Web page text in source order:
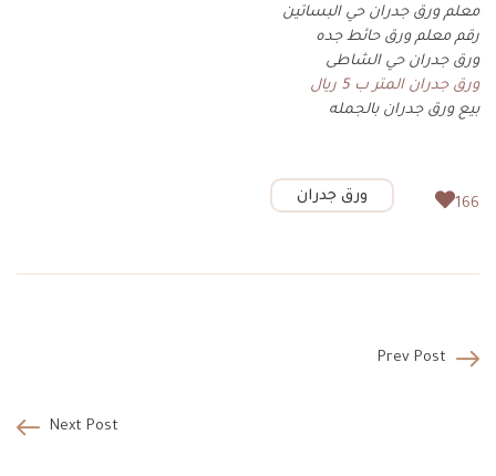
معلم ورق جدران حي البساتين
رقم معلم ورق حائط جده
ورق جدران حي الشاطى
ورق جدران المتر ب 5 ريال
بيع ورق جدران بالجمله
166 ورق جدران
Prev Post
Next Post